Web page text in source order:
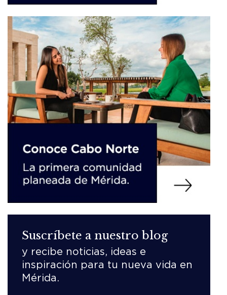
Suscríbete a nuestro blog
y recibe noticias, ideas e
inspiración para tu nueva vida en
Mérida.